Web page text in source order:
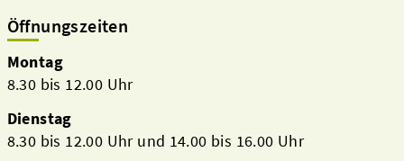
Öffnungszeiten
Montag
8.30 bis 12.00 Uhr
Dienstag
8.30 bis 12.00 Uhr und 14.00 bis 16.00 Uhr